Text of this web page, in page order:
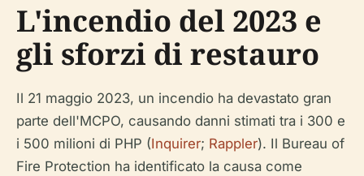
L'incendio del 2023 e
gli sforzi di restauro
Il 21 maggio 2023, un incendio ha devastato gran
parte dell'MCPO, causando danni stimati tra i 300 e
i 500 milioni di PHP (Inquirer; Rappler). Il Bureau of
Fire Protection ha identificato la causa come